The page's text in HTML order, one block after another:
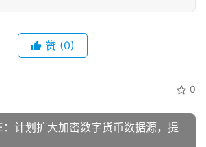
赞 (0)
0
计划扩大加密数字货币数据源，提